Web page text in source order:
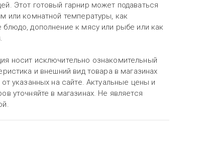
Этот готовый гарнир может подаваться
или комнатной температуры, как
блюдо, дополнение к мясу или рыбе или как
носит исключительно ознакомительный
и внешний вид товара в магазинах
от указанных на сайте. Актуальные цены и
уточняйте в магазинах. Не является